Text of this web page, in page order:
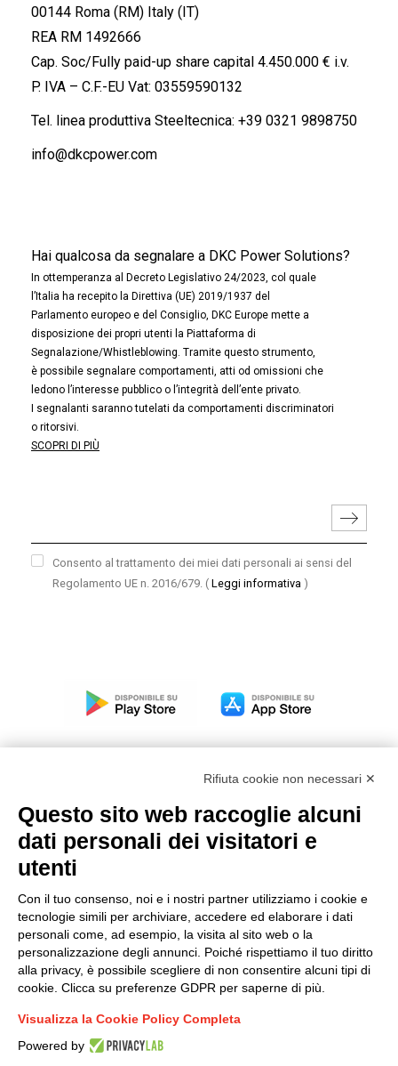
00144 Roma (RM) Italy (IT)
REA RM 1492666
Cap. Soc/Fully paid-up share capital 4.450.000 € i.v.
P. IVA – C.F.-EU Vat: 03559590132
Tel. linea produttiva Steeltecnica: +39 0321 9898750
info@dkcpower.com
Hai qualcosa da segnalare a DKC Power Solutions?
In ottemperanza al Decreto Legislativo 24/2023, col quale
l’Italia ha recepito la Direttiva (UE) 2019/1937 del
Parlamento europeo e del Consiglio, DKC Europe mette a
disposizione dei propri utenti la Piattaforma di
Segnalazione/Whistleblowing. Tramite questo strumento,
è possibile segnalare comportamenti, atti od omissioni che
ledono l’interesse pubblico o l’integrità dell’ente privato.
I segnalanti saranno tutelati da comportamenti discriminatori
o ritorsivi.
SCOPRI DI PIÙ
Consento al trattamento dei miei dati personali ai sensi del
Regolamento UE n. 2016/679. ( Leggi informativa )
LINKEDIN YOUTUBE
Modello organizzativo, gestione e controllo – D. lgs.
231/2001
Condizioni generali di vendita DKC Power Solutions
Condizioni generali di acquisto
Codice etico
Rifiuta cookie non necessari ✕
Questo sito web raccoglie alcuni
dati personali dei visitatori e
utenti
Con il tuo consenso, noi e i nostri partner utilizziamo i cookie e
tecnologie simili per archiviare, accedere ed elaborare i dati
personali come, ad esempio, la visita al sito web o la
personalizzazione degli annunci. Poiché rispettiamo il tuo diritto
alla privacy, è possibile scegliere di non consentire alcuni tipi di
cookie. Clicca su preferenze GDPR per saperne di più.
Visualizza la Cookie Policy Completa
Powered by